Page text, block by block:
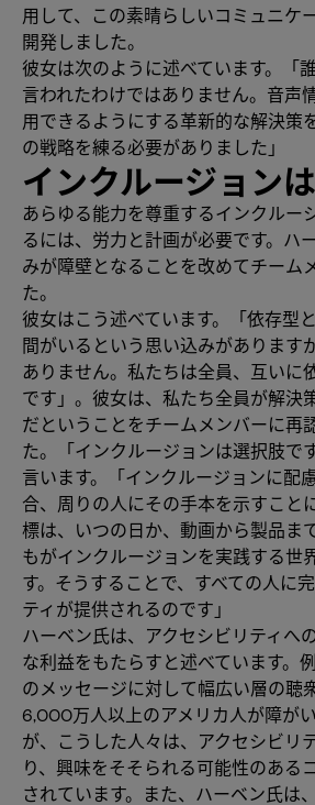
用して、この素晴らしいコミュニケ
開発しました。
彼女は次のように述べています。「
言われたわけではありません。音声
用できるようにする革新的な解決策
の戦略を練る必要がありました」
インクルージョン
あらゆる能力を尊重するインクルー
るには、労力と計画が必要です。ハ
みが障壁となることを改めてチーム
た。
彼女はこう述べています。「依存型
間がいるという思い込みがあります
ありません。私たちは全員、互いに
です」。彼女は、私たち全員が解決
だということをチームメンバーに再
た。「インクルージョンは選択肢で
言います。「インクルージョンに配
合、周りの人にその手本を示すこと
標は、いつの日か、動画から製品ま
もがインクルージョンを実践する世
す。そうすることで、すべての人に
ティが提供されるのです」
ハーベン氏は、アクセシビリティへ
な利益をもたらすと述べています。
のメッセージに対して幅広い層の聴
6,000万人以上のアメリカ人が障が
が、こうした人々は、アクセシビリ
り、興味をそそられる可能性のある
されています。また、ハーベン氏は